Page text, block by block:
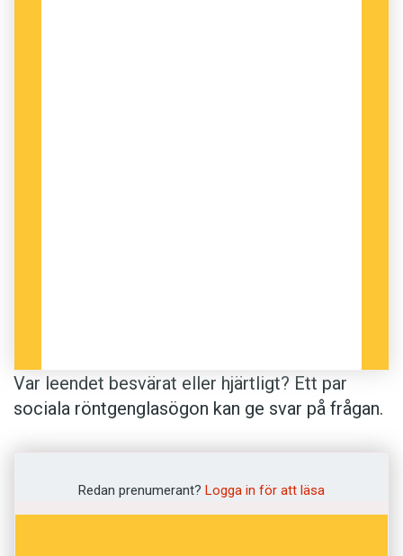
Var leendet besvärat eller hjärtligt? Ett par
sociala röntgenglasögon kan ge svar på frågan.
som tolkar de outtalade känslorna bakom
ansiktsuttryck.
Redan prenumerant? Logga in för att läsa